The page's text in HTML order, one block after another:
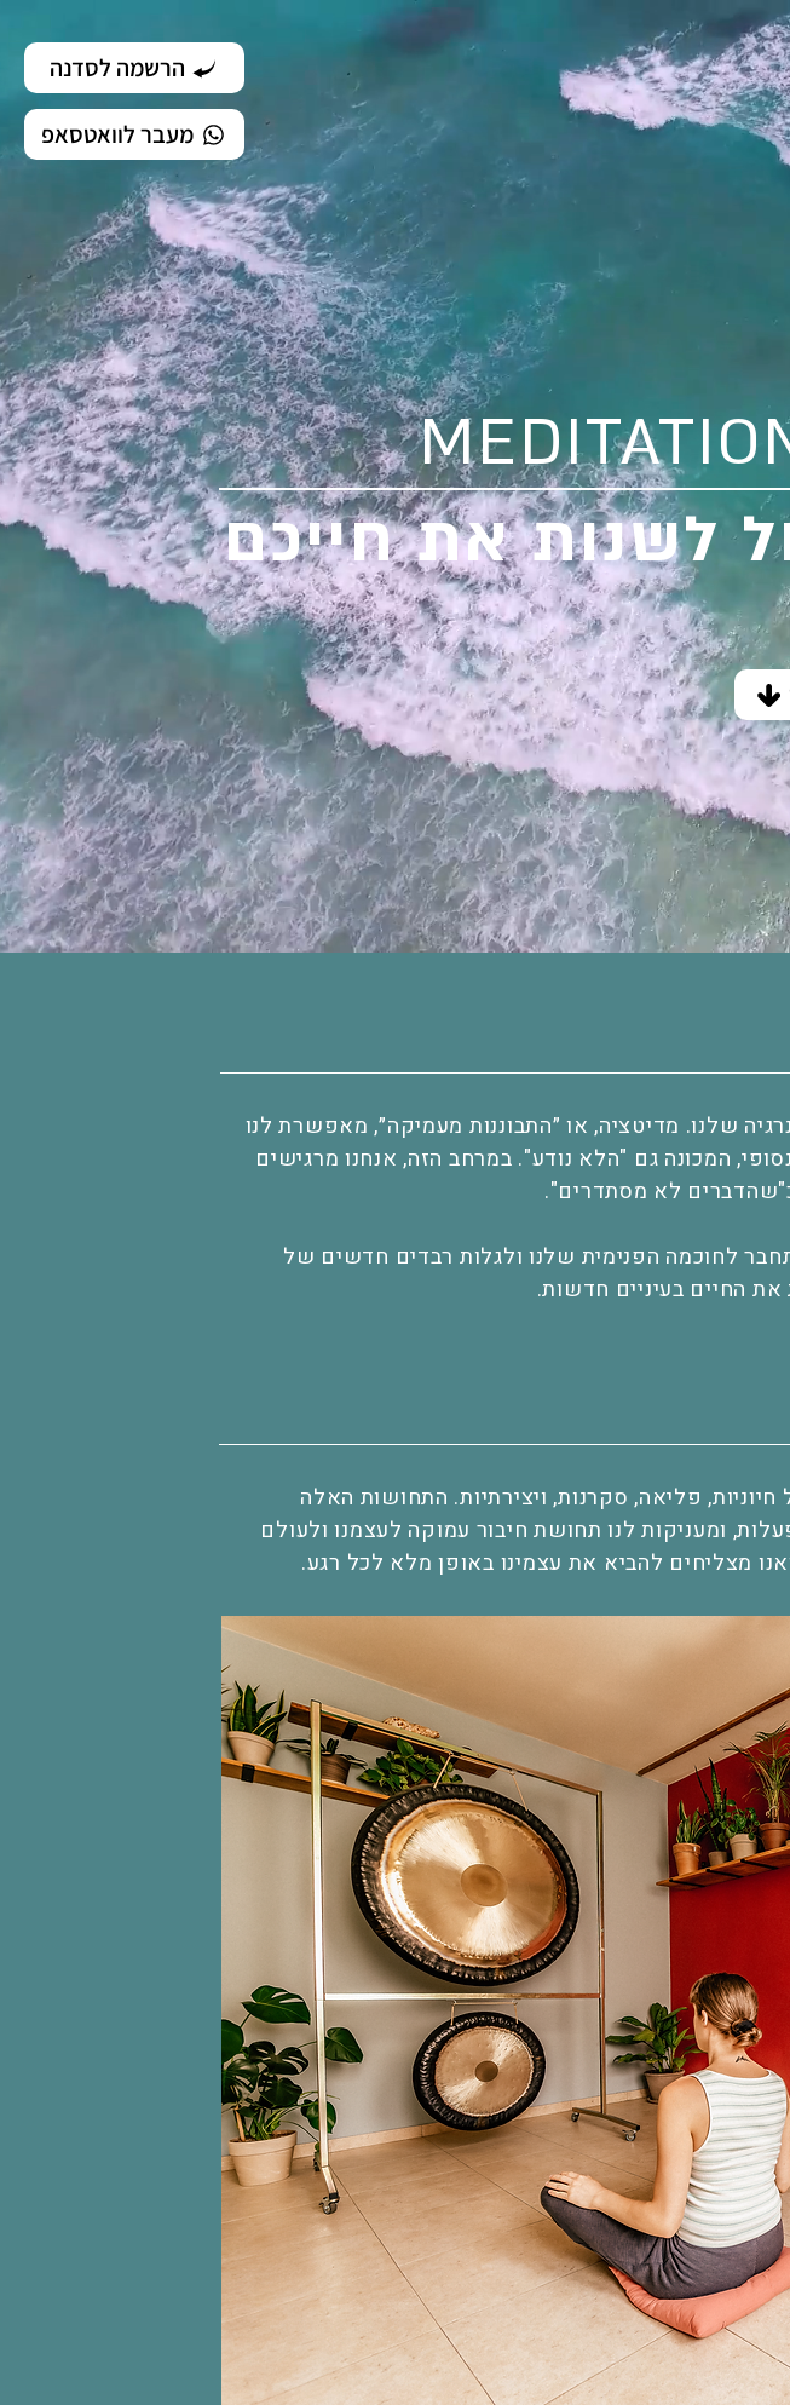
הרשמה לסדנה
מעבר לוואטסאפ
לשנות את חייכם
שלנו. מדיטציה, או ״התבוננות מעמיקה״, מאפשרת לנו
המכונה גם "הלא נודע". במרחב הזה, אנחנו מרגישים
כ"שהדברים לא מסתדרים".
לחוכמה הפנימית שלנו ולגלות רבדים חדשים של
החיים בעיניים חדשות.
פליאה, סקרנות, ויצירתיות. התחושות האלה
ומעניקות לנו תחושת חיבור עמוקה לעצמנו ולעולם
מצליחים להביא את עצמינו באופן מלא לכל רגע.